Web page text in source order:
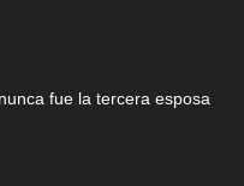
fue la tercera esposa